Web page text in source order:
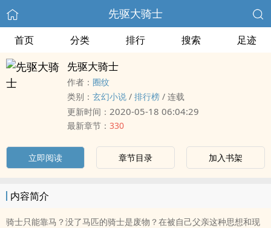
先驱大骑士
首页 分类 排行 搜索 足迹
先驱大骑士
作者： 圈纹
类别： 玄幻小说 / 排行榜 / 连载
更新时间： 2020-05-18 06:04:29
最新章节： 330
立即阅读 章节目录 加入书架
内容简介
骑士只能靠马？没了马匹的骑士是废物？在被自己父亲这种思想和现